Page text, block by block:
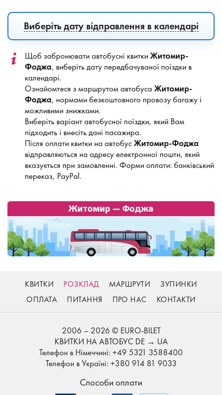
Виберіть дату відправлення в календарі
Щоб забронювати автобусні квиткиЖитомир-
Фоджа, виберіть дату передбачуваної поїздки в
календарі.
Ознайомтеся з маршрутом автобуса Житомир-
Фоджа, нормами безкоштовного провозу багажу і
можливими знижками.
Виберіть варіант автобусної поїздки, який Вам
підходить і внесіть дані пасажира.
Після оплати квитки на автобусЖитомир-Фоджа
відправляються на адресу електронної пошти, який
вказується при замовленні. Форми оплати: банківський
переказ, PayPal.
КВИТКИ РОЗКЛАД МАРШРУТИ
ЗУПИНКИ
ОПЛАТА
ПИТАННЯ ПРО НАС КОНТАКТИ
2006 – 2026 © EURO-BILET
КВИТКИ НА АВТОБУС DE → UA
Телефон в Німеччині: +49 5321 3588400
Телефон в Україні: +380 914 81 9033
Способи оплати